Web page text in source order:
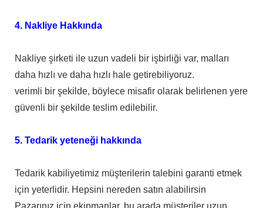
4. Nakliye Hakkında
Nakliye şirketi ile uzun vadeli bir işbirliği var, malları
daha hızlı ve daha hızlı hale getirebiliyoruz.
verimli bir şekilde, böylece misafir olarak belirlenen yere
güvenli bir şekilde teslim edilebilir.
5. Tedarik yeteneği hakkında
Tedarik kabiliyetimiz müşterilerin talebini garanti etmek
için yeterlidir. Hepsini nereden satın alabilirsin
Pazarınız için ekipmanlar, bu arada müşteriler uzun